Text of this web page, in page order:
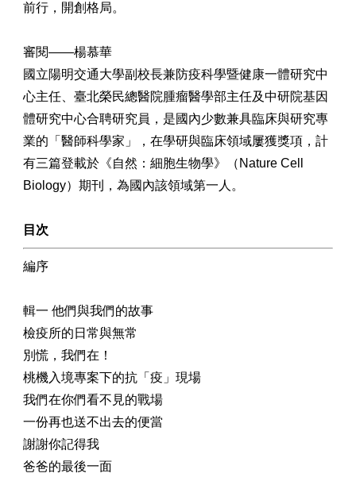
前行，開創格局。
審閱——楊慕華
國立陽明交通大學副校長兼防疫科學暨健康一體研究中
心主任、臺北榮民總醫院腫瘤醫學部主任及中研院基因
體研究中心合聘研究員，是國內少數兼具臨床與研究專
業的「醫師科學家」，在學研與臨床領域屢獲獎項，計
有三篇登載於《自然：細胞生物學》（Nature Cell
Biology）期刊，為國內該領域第一人。
目次
編序
輯一 他們與我們的故事
檢疫所的日常與無常
別慌，我們在！
桃機入境專案下的抗「疫」現場
我們在你們看不見的戰場
一份再也送不出去的便當
謝謝你記得我
爸爸的最後一面